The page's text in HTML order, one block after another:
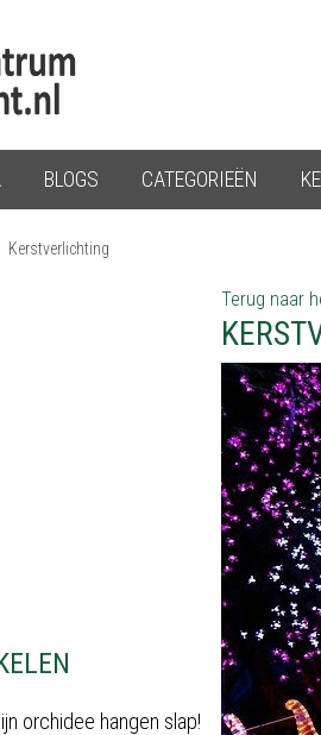
BLOGS CATEGORIEËN
Kerstverlichting
orchidee hangen slap!
Terug naar